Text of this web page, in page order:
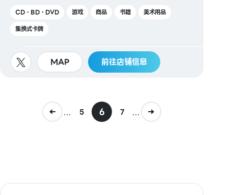
CD・BD・DVD 游戏 商品 书籍
美术用品
集换式卡牌
MAP 前往店铺信息
... 5 6 7 ...